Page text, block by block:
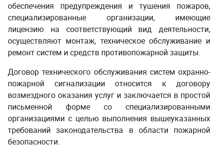
обеспечения предупреждения и тушения пожаров,
специализированные организации, имеющие
лицензию на соответствующий вид деятельности,
осуществляют монтаж, техническое обслуживание и
ремонт систем и средств противопожарной защиты.
Договор технического обслуживания систем охранно-
пожарной сигнализации относится к договору
возмездного оказания услуг и заключается в простой
письменной форме со специализированными
организациями с целью выполнения вышеуказанных
требований законодательства в области пожарной
безопасности.